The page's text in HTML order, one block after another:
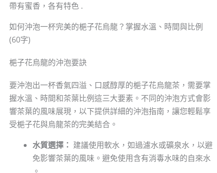
帶有蜜香，各有特色 .
如何沖泡一杯完美的梔子花烏龍？掌握水溫、時間與比例
(60字)
梔子花烏龍的沖泡要訣
要沖泡出一杯香氣四溢、口感醇厚的梔子花烏龍茶，需要掌
握水溫、時間和茶葉比例這三大要素。不同的沖泡方式會影
響茶葉的風味展現，以下提供詳細的沖泡指南，讓您輕鬆享
受梔子花與烏龍茶的完美結合。
水質選擇： 建議使用軟水，如過濾水或礦泉水，以避
免影響茶葉的風味。避免使用含有消毒水味的自來水